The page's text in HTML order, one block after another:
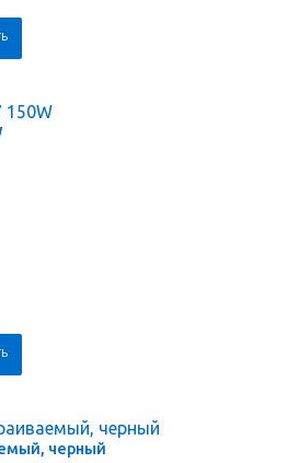
черный